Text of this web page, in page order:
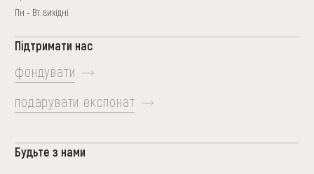
Пн - Вт: вихідні
Підтримати нас
фондувати
подарувати експонат
Будьте з нами